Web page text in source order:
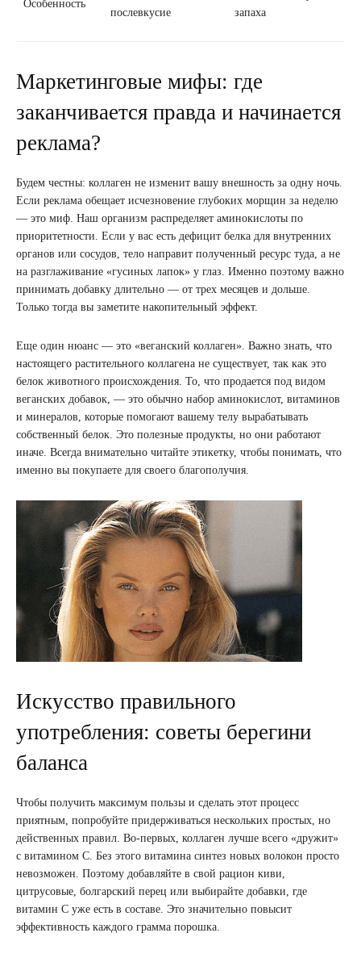
Особенность
послевкусие
запаха
Маркетинговые мифы: где
заканчивается правда и начинается
реклама?
Будем честны: коллаген не изменит вашу внешность за одну ночь.
Если реклама обещает исчезновение глубоких морщин за неделю
— это миф. Наш организм распределяет аминокислоты по
приоритетности. Если у вас есть дефицит белка для внутренних
органов или сосудов, тело направит полученный ресурс туда, а не
на разглаживание «гусиных лапок» у глаз. Именно поэтому важно
принимать добавку длительно — от трех месяцев и дольше.
Только тогда вы заметите накопительный эффект.
Еще один нюанс — это «веганский коллаген». Важно знать, что
настоящего растительного коллагена не существует, так как это
белок животного происхождения. То, что продается под видом
веганских добавок, — это обычно набор аминокислот, витаминов
и минералов, которые помогают вашему телу вырабатывать
собственный белок. Это полезные продукты, но они работают
иначе. Всегда внимательно читайте этикетку, чтобы понимать, что
именно вы покупаете для своего благополучия.
Искусство правильного
употребления: советы берегини
баланса
Чтобы получить максимум пользы и сделать этот процесс
приятным, попробуйте придерживаться нескольких простых, но
действенных правил. Во-первых, коллаген лучше всего «дружит»
с витамином С. Без этого витамина синтез новых волокон просто
невозможен. Поэтому добавляйте в свой рацион киви,
цитрусовые, болгарский перец или выбирайте добавки, где
витамин С уже есть в составе. Это значительно повысит
эффективность каждого грамма порошка.